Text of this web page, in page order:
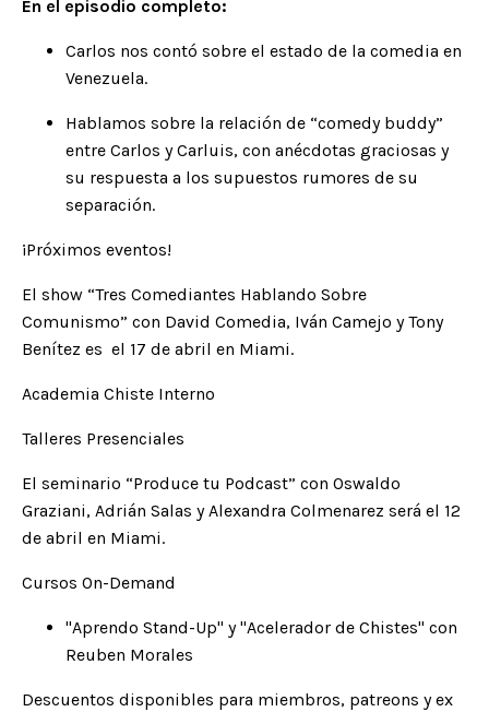
En el episodio completo:
Carlos nos contó sobre el estado de la comedia en
Venezuela.
Hablamos sobre la relación de “comedy buddy”
entre Carlos y Carluis, con anécdotas graciosas y
su respuesta a los supuestos rumores de su
separación.
¡Próximos eventos!
El show “Tres Comediantes Hablando Sobre
Comunismo” con David Comedia, Iván Camejo y Tony
Benítez es el 17 de abril en Miami.
Academia Chiste Interno
Talleres Presenciales
El seminario “Produce tu Podcast” con Oswaldo
Graziani, Adrián Salas y Alexandra Colmenarez será el 12
de abril en Miami.
Cursos On-Demand
"Aprendo Stand-Up" y "Acelerador de Chistes" con
Reuben Morales
Descuentos disponibles para miembros, patreons y ex